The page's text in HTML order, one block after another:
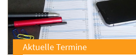
Aktuelle Termine